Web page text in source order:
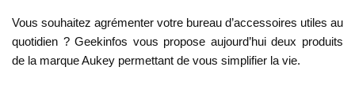
Vous souhaitez agrémenter votre bureau d’accessoires utiles au
quotidien ? Geekinfos vous propose aujourd’hui deux produits
de la marque Aukey permettant de vous simplifier la vie.